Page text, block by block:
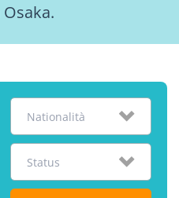
Nationalità
Status